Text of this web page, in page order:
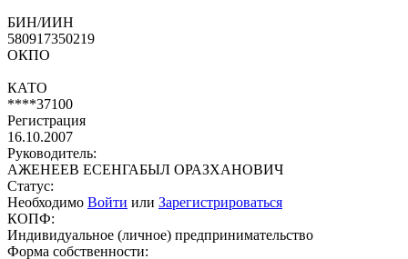
БИН/ИИН
580917350219
ОКПО
КАТО
****37100
Регистрация
16.10.2007
Руководитель:
АЖЕНЕЕВ ЕСЕНГАБЫЛ ОРАЗХАНОВИЧ
Статус:
Необходимо Войти или Зарегистрироваться
КОПФ:
Индивидуальное (личное) предпринимательство
Форма собственности: